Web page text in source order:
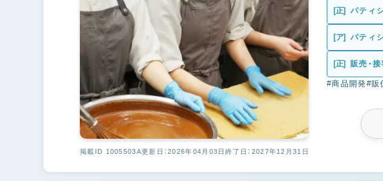
[正]
パティ
補）
[ア] パティ
[正] 販売・接
#商品開発#販
掲載ID 1005503A更新日：2026年04月03日終了日：2027年12月31日